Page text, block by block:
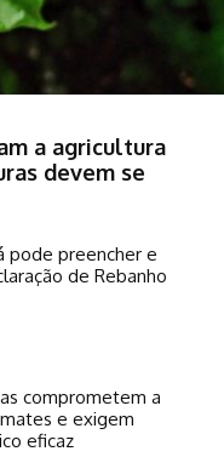
a agricultura
devem se
pode preencher e
de Rebanho
comprometem a
e exigem
eficaz